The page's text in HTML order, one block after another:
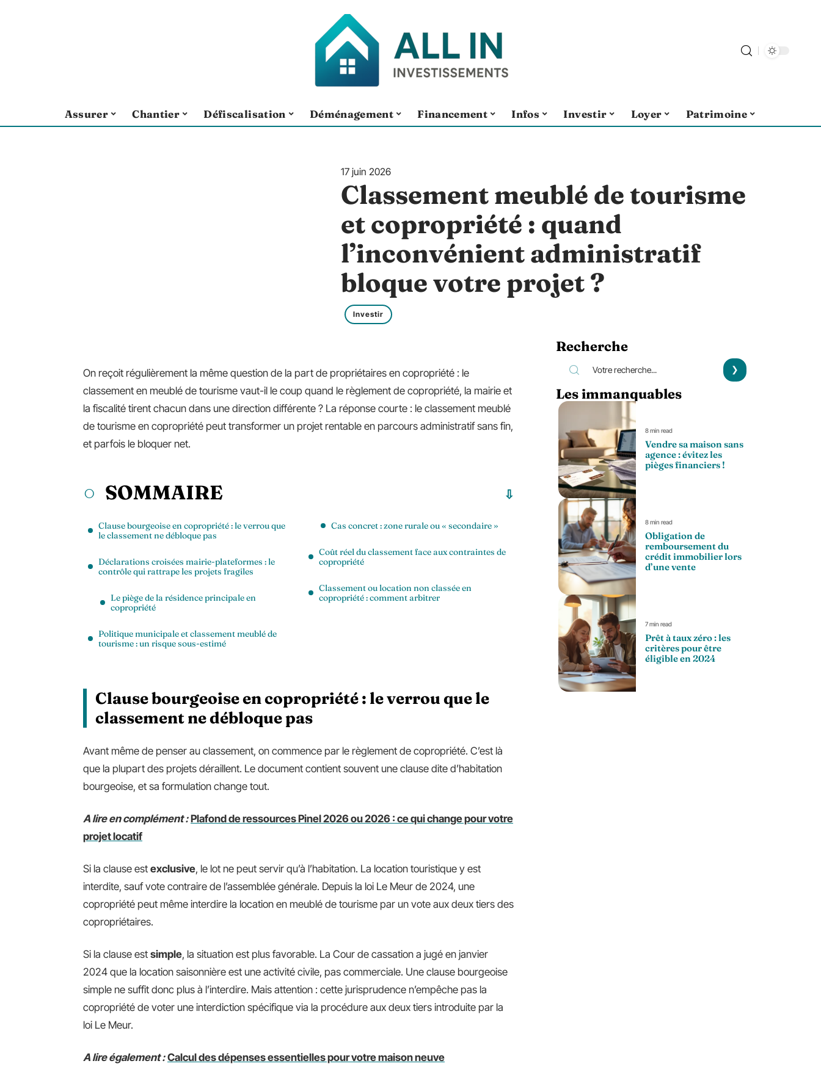
Assurer Chantier Défiscalisation Déménagement Financement Infos Investir Loyer Patrimoine
17 juin 2026
Classement meublé de tourisme
et copropriété : quand
l’inconvénient administratif
bloque votre projet ?
Investir
On reçoit régulièrement la même question de la part de propriétaires en copropriété : le
classement en meublé de tourisme vaut-il le coup quand le règlement de copropriété, la mairie et
la fiscalité tirent chacun dans une direction différente ? La réponse courte : le classement meublé
de tourisme en copropriété peut transformer un projet rentable en parcours administratif sans fin,
et parfois le bloquer net.
SOMMAIRE
Clause bourgeoise en copropriété : le verrou que
le classement ne débloque pas
Déclarations croisées mairie-plateformes : le
contrôle qui rattrape les projets fragiles
Le piège de la résidence principale en
copropriété
Politique municipale et classement meublé de
tourisme : un risque sous-estimé
Cas concret : zone rurale ou « secondaire »
Coût réel du classement face aux contraintes de
copropriété
Classement ou location non classée en
copropriété : comment arbitrer
Clause bourgeoise en copropriété : le verrou que le
classement ne débloque pas
Avant même de penser au classement, on commence par le règlement de copropriété. C’est là
que la plupart des projets déraillent. Le document contient souvent une clause dite d’habitation
bourgeoise, et sa formulation change tout.
A lire en complément : Plafond de ressources Pinel 2026 ou 2026 : ce qui change pour votre
projet locatif
Si la clause est exclusive, le lot ne peut servir qu’à l’habitation. La location touristique y est
interdite, sauf vote contraire de l’assemblée générale. Depuis la loi Le Meur de 2024, une
copropriété peut même interdire la location en meublé de tourisme par un vote aux deux tiers des
copropriétaires.
Si la clause est simple, la situation est plus favorable. La Cour de cassation a jugé en janvier
2024 que la location saisonnière est une activité civile, pas commerciale. Une clause bourgeoise
simple ne suffit donc plus à l’interdire. Mais attention : cette jurisprudence n’empêche pas la
copropriété de voter une interdiction spécifique via la procédure aux deux tiers introduite par la
loi Le Meur.
A lire également : Calcul des dépenses essentielles pour votre maison neuve
Recherche
Les immanquables
8 min read
Vendre sa maison sans
agence : évitez les
pièges financiers !
8 min read
Obligation de
remboursement du
crédit immobilier lors
d’une vente
7 min read
Prêt à taux zéro : les
critères pour être
éligible en 2024